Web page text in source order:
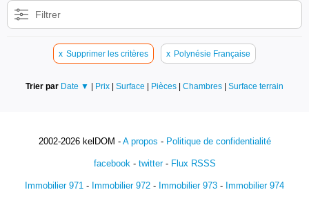
Filtrer
x Supprimer les critères x Polynésie Française
Trier par Date ▼ | Prix | Surface | Pièces | Chambres | Surface terrain
2002-2026 kelDOM - A propos - Politique de confidentialité
facebook- twitter- Flux RSSS
Immobilier 971 - Immobilier 972 - Immobilier 973 - Immobilier 974